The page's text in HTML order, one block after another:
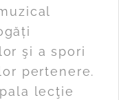
şi a spori
pertenere.
lecţie